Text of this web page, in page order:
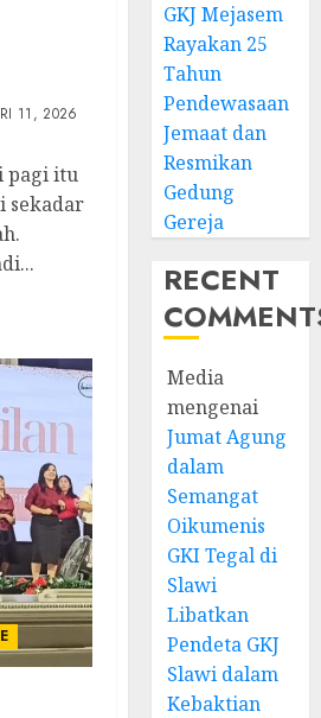
11, 2026
pagi itu
sekadar
GKJ Mejasem
Rayakan 25
Tahun
Pendewasaan
Jemaat dan
Resmikan
Gedung
Gereja
RECENT
Media
mengenai
Jumat Agung
dalam
Semangat
Oikumenis
GKI Tegal di
Slawi
Libatkan
Pendeta GKJ
Slawi dalam
Kebaktian